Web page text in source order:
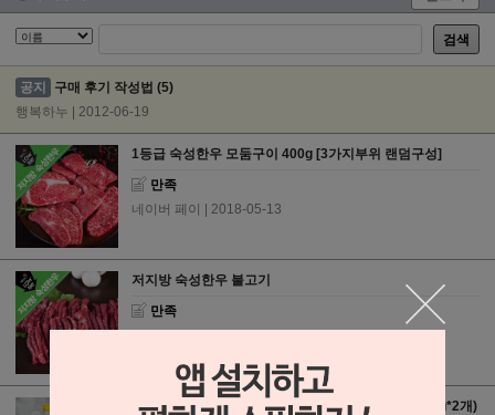
검색
공지 구매 후기 작성법 (5)
행복하누 | 2012-06-19
1등급 숙성한우 모둠구이 400g [3가지부위 랜덤구성]
만족
네이버 페이 | 2018-05-13
저지방 숙성한우 불고기
만족
네이버 페이| 2018-05-12
기술명인 김상준 한우사골곰탕(700g*3개)+수육(200g*2개)